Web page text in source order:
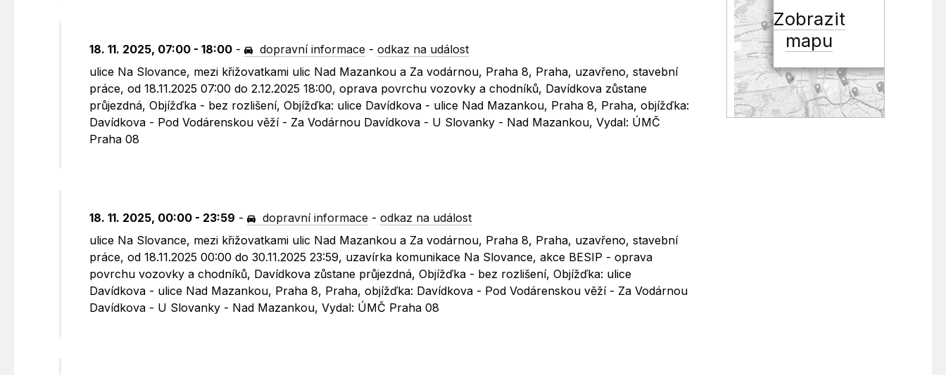
18. 11. 2025, 07:00 - 18:00 - dopravní informace -odkaz na událost
ulice Na Slovance, mezi křižovatkami ulic Nad Mazankou a Za vodárnou, Praha 8, Praha, uzavřeno, stavební
práce, od 18.11.2025 07:00 do 2.12.2025 18:00, oprava povrchu vozovky a chodníků, Davídkova zůstane
průjezdná, Objížďka - bez rozlišení, Objížďka: ulice Davídkova - ulice Nad Mazankou, Praha 8, Praha, objížďka:
Davídkova - Pod Vodárenskou věží - Za Vodárnou Davídkova - U Slovanky - Nad Mazankou, Vydal: ÚMČ
Praha 08
18. 11. 2025, 00:00 - 23:59 - dopravní informace -odkaz na událost
ulice Na Slovance, mezi křižovatkami ulic Nad Mazankou a Za vodárnou, Praha 8, Praha, uzavřeno, stavební
práce, od 18.11.2025 00:00 do 30.11.2025 23:59, uzavírka komunikace Na Slovance, akce BESIP - oprava
povrchu vozovky a chodníků, Davídkova zůstane průjezdná, Objížďka - bez rozlišení, Objížďka: ulice
Davídkova - ulice Nad Mazankou, Praha 8, Praha, objížďka: Davídkova - Pod Vodárenskou věží - Za Vodárnou
Davídkova - U Slovanky - Nad Mazankou, Vydal: ÚMČ Praha 08
Zobrazit
mapu